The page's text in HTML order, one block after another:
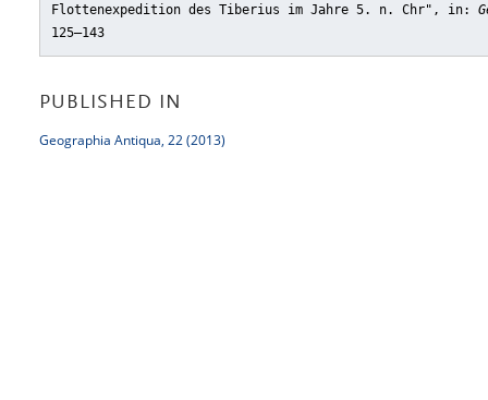
Flottenexpedition des Tiberius im Jahre 5. n. Chr" , in:
125–143
PUBLISHED IN
Geographia Antiqua, 22 (2013)